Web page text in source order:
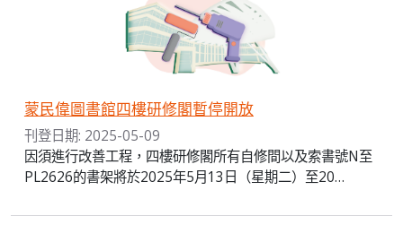
蒙民偉圖書館四樓研修閣暫停開放
刊登日期: 2025-05-09
因須進行改善工程，四樓研修閣所有自修間以及索書號N至
PL2626的書架將於2025年5月13日（星期二）至20…